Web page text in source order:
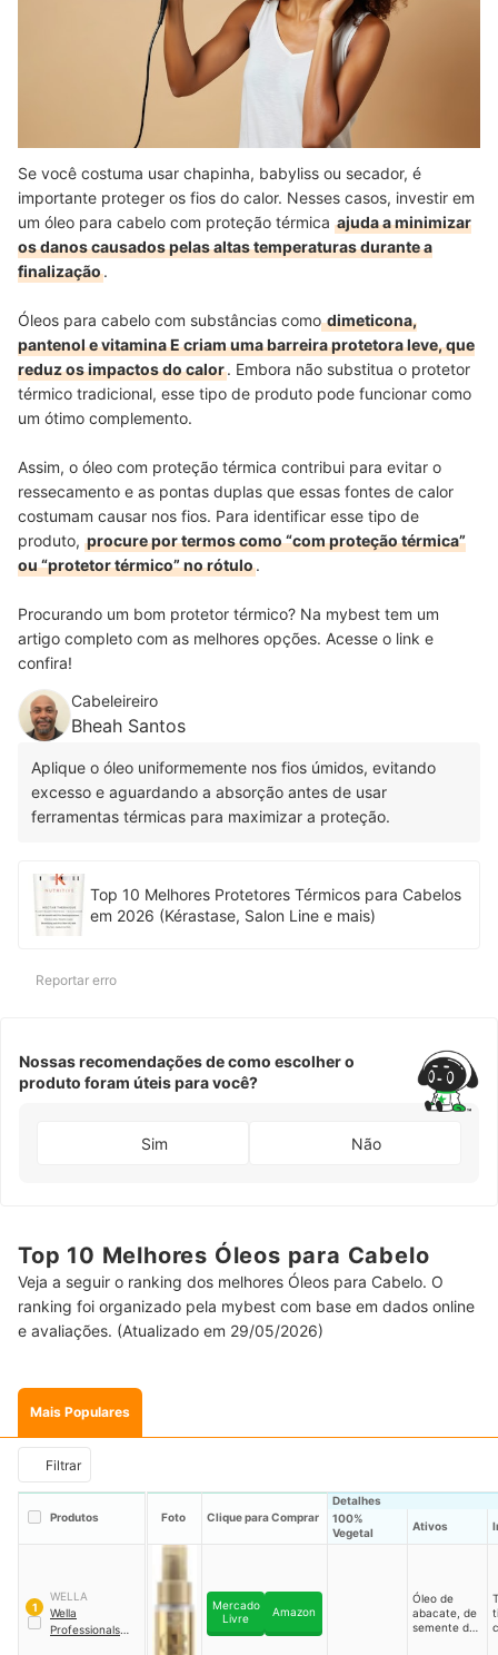
Se você costuma usar chapinha, babyliss ou secador, é
importante proteger os fios do calor. Nesses casos, investir em
um óleo para cabelo com proteção térmica ajuda a minimizar
os danos causados pelas altas temperaturas durante a
finalização.
Óleos para cabelo com substâncias comodimeticona,
pantenol e vitamina E criam uma barreira protetora leve, que
reduz os impactos do calor. Embora não substitua o protetor
térmico tradicional, esse tipo de produto pode funcionar como
um ótimo complemento.
Assim, o óleo com proteção térmica contribui para evitar o
ressecamento e as pontas duplas que essas fontes de calor
costumam causar nos fios. Para identificar esse tipo de
produto, procure por termos como “com proteção térmica”
ou “protetor térmico” no rótulo.
Procurando um bom protetor térmico? Na mybest tem um
artigo completo com as melhores opções. Acesse o link e
confira!
Cabeleireiro
Bheah Santos
Aplique o óleo uniformemente nos fios úmidos, evitando
excesso e aguardando a absorção antes de usar
ferramentas térmicas para maximizar a proteção.
Top 10 Melhores Protetores Térmicos para Cabelos
em 2026 (Kérastase, Salon Line e mais)
Reportar erro
Nossas recomendações de como escolher o
produto foram úteis para você?
Sim Não
Top 10 Melhores Óleos para Cabelo
Veja a seguir o ranking dos melhores Óleos para Cabelo. O
ranking foi organizado pela mybest com base em dados online
e avaliações. (Atualizado em 29/05/2026)
Mais Populares
Filtrar
Produtos Foto Clique para Comprar
Detalhes
100%
Vegetal
Ativos
1
WELLA
Wella
Professionals
Mercado
Livre
Amazon
Óleo de
abacate, de
semente de